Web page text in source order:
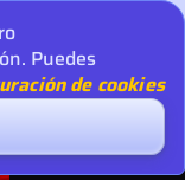
Puedes
de cookies